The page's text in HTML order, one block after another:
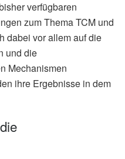
verfügbaren
zum Thema TCM und
dabei vor allem auf die
und die
Mechanismen
ihre Ergebnisse in dem